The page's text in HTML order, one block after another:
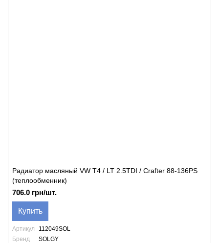
Радиатор масляный VW T4 / LT 2.5TDI / Crafter 88-136PS
(теплообменник)
706.0 грн/шт.
Купить
Артикул
112049SOL
Бренд
SOLGY